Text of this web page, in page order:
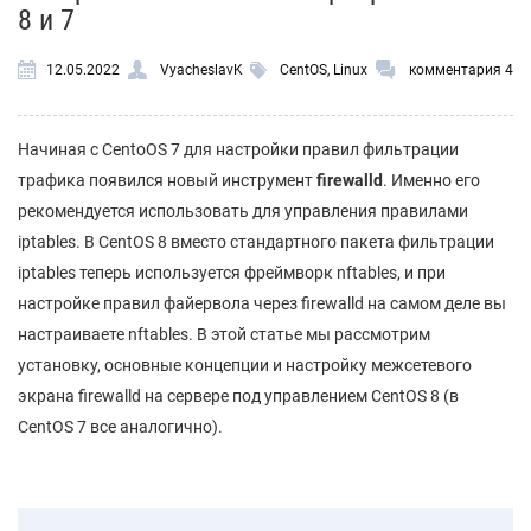
8 и 7
12.05.2022 VyacheslavK CentOS, Linux комментария 4
Начиная с CentoOS 7 для настройки правил фильтрации
трафика появился новый инструментfirewalld. Именно его
рекомендуется использовать для управления правилами
iptables. В CentOS 8 вместо стандартного пакета фильтрации
iptables теперь используется фреймворк nftables, и при
настройке правил файервола через firewalld на самом деле вы
настраиваете nftables. В этой статье мы рассмотрим
установку, основные концепции и настройку межсетевого
экрана firewalld на сервере под управлением CentOS 8 (в
CentOS 7 все аналогично).